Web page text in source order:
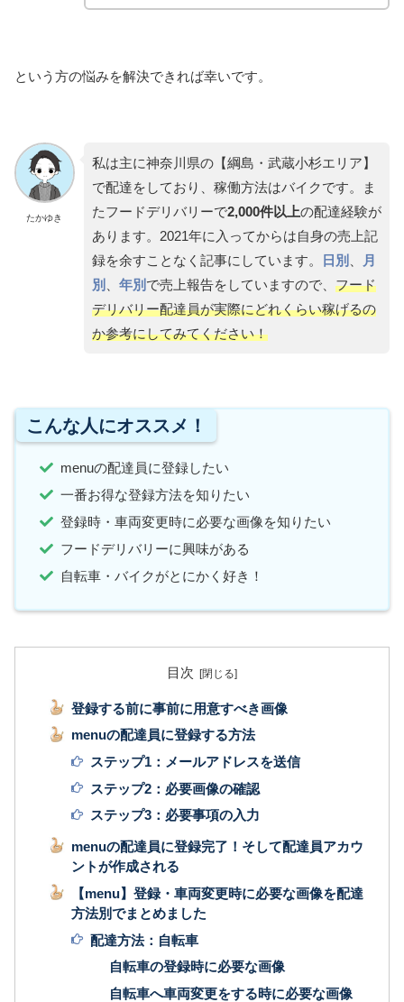
という方の悩みを解決できれば幸いです。
たかゆき
私は主に神奈川県の【綱島・武蔵小杉エリア】
で配達をしており、稼働方法はバイクです。ま
たフードデリバリーで2,000件以上の配達経験が
あります。2021年に入ってからは自身の売上記
録を余すことなく記事にしています。
日別
月
別
年別 で売上報告をしていますので、 フード
デリバリー配達員が実際にどれくらい稼げるの
か参考にしてみてください！
こんな人にオススメ！
menuの配達員に登録したい
一番お得な登録方法を知りたい
登録時・車両変更時に必要な画像を知りたい
フードデリバリーに興味がある
自転車・バイクがとにかく好き！
目次
登録する前に事前に用意すべき画像
menuの配達員に登録する方法
ステップ1：メールアドレスを送信
ステップ2：必要画像の確認
ステップ3：必要事項の入力
menuの配達員に登録完了！そして配達員アカウ
ントが作成される
【menu】登録・車両変更時に必要な画像を配達
方法別でまとめました
配達方法：自転車
自転車の登録時に必要な画像
自転車へ車両変更をする時に必要な画像